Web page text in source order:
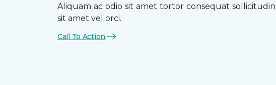
Aliquam ac odio sit amet tortor consequat sollicitudin
sit amet vel orci.
Call To Action